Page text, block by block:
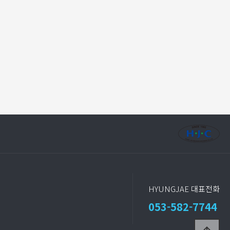
HYUNGJAE 대표전화
053-582-7744